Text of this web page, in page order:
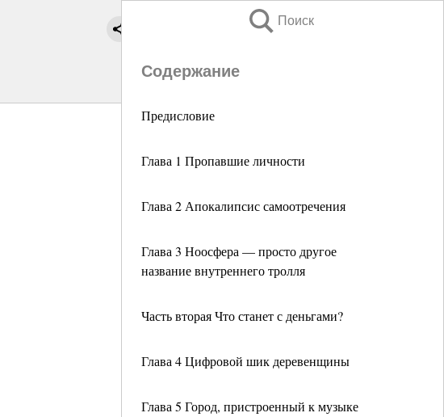
Поиск
Содержание
Предисловие
Глава 1 Пропавшие личности
Глава 2 Апокалипсис самоотречения
Глава 3 Ноосфера — просто другое
название внутреннего тролля
Часть вторая Что станет с деньгами?
Глава 4 Цифровой шик деревенщины
Глава 5 Город, пристроенный к музыке